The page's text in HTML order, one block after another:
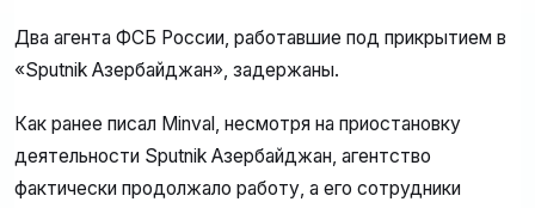
Два агента ФСБ России, работавшие под прикрытием в
«Sputnik Азербайджан», задержаны.
Как ранее писал Minval, несмотря на приостановку
деятельности Sputnik Азербайджан, агентство
фактически продолжало работу, а его сотрудники